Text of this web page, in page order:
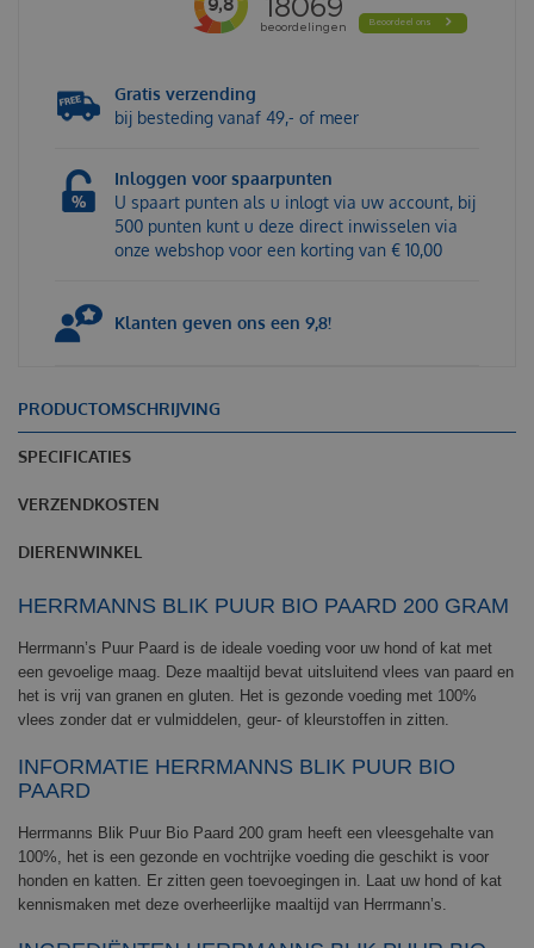
Gratis verzending
bij besteding vanaf 49,- of meer
Inloggen voor spaarpunten
U spaart punten als u inlogt via uw account, bij
500 punten kunt u deze direct inwisselen via
onze webshop voor een korting van € 10,00
Klanten geven ons een 9,8!
PRODUCTOMSCHRIJVING
SPECIFICATIES
VERZENDKOSTEN
DIERENWINKEL
HERRMANNS BLIK PUUR BIO PAARD 200 GRAM
Herrmann’s Puur Paard is de ideale voeding voor uw hond of kat met
een gevoelige maag. Deze maaltijd bevat uitsluitend vlees van paard en
het is vrij van granen en gluten. Het is gezonde voeding met 100%
vlees zonder dat er vulmiddelen, geur- of kleurstoffen in zitten.
INFORMATIE HERRMANNS BLIK PUUR BIO
PAARD
Herrmanns Blik Puur Bio Paard 200 gram heeft een vleesgehalte van
100% , het is een gezonde en vochtrijke voeding die geschikt is voor
honden en katten . Er zitten geen toevoegingen in. Laat uw hond of kat
kennismaken met deze overheerlijke maaltijd van Herrmann’s.